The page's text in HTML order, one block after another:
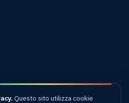
Questo sito utilizza cookie